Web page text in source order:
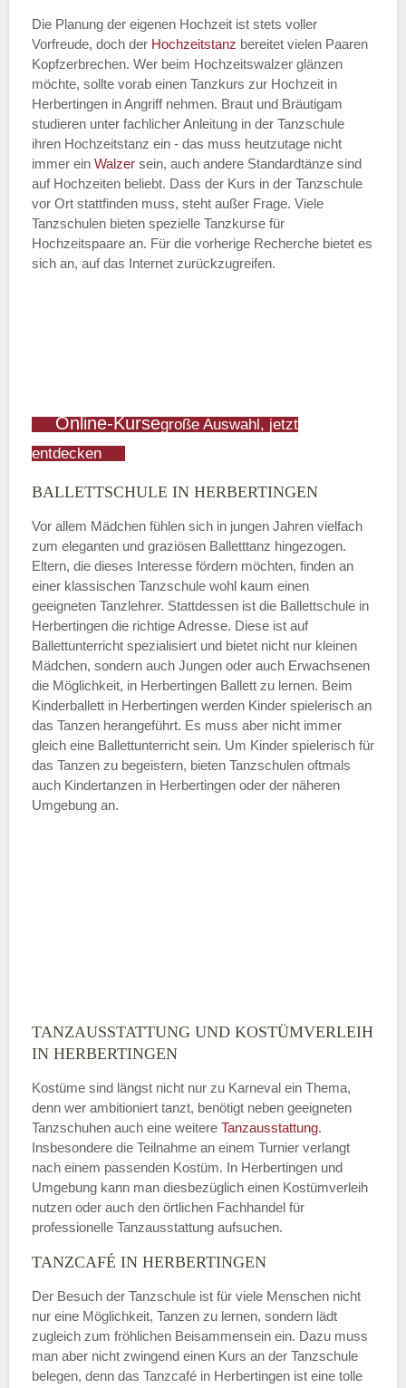
Die Planung der eigenen Hochzeit ist stets voller
Vorfreude, doch der Hochzeitstanz bereitet vielen Paaren
Kopfzerbrechen. Wer beim Hochzeitswalzer glänzen
möchte, sollte vorab einen Tanzkurs zur Hochzeit in
Herbertingen in Angriff nehmen. Braut und Bräutigam
studieren unter fachlicher Anleitung in der Tanzschule
ihren Hochzeitstanz ein - das muss heutzutage nicht
immer ein Walzer sein, auch andere Standardtänze sind
auf Hochzeiten beliebt. Dass der Kurs in der Tanzschule
vor Ort stattfinden muss, steht außer Frage. Viele
Tanzschulen bieten spezielle Tanzkurse für
Hochzeitspaare an. Für die vorherige Recherche bietet es
sich an, auf das Internet zurückzugreifen.
Online-Kursegroße Auswahl, jetzt
entdecken
BALLETTSCHULE IN HERBERTINGEN
Vor allem Mädchen fühlen sich in jungen Jahren vielfach
zum eleganten und graziösen Balletttanz hingezogen.
Eltern, die dieses Interesse fördern möchten, finden an
einer klassischen Tanzschule wohl kaum einen
geeigneten Tanzlehrer. Stattdessen ist die Ballettschule in
Herbertingen die richtige Adresse. Diese ist auf
Ballettunterricht spezialisiert und bietet nicht nur kleinen
Mädchen, sondern auch Jungen oder auch Erwachsenen
die Möglichkeit, in Herbertingen Ballett zu lernen. Beim
Kinderballett in Herbertingen werden Kinder spielerisch an
das Tanzen herangeführt. Es muss aber nicht immer
gleich eine Ballettunterricht sein. Um Kinder spielerisch für
das Tanzen zu begeistern, bieten Tanzschulen oftmals
auch Kindertanzen in Herbertingen oder der näheren
Umgebung an.
TANZAUSSTATTUNG UND KOSTÜMVERLEIH
IN HERBERTINGEN
Kostüme sind längst nicht nur zu Karneval ein Thema,
denn wer ambitioniert tanzt, benötigt neben geeigneten
Tanzschuhen auch eine weitere Tanzausstattung.
Insbesondere die Teilnahme an einem Turnier verlangt
nach einem passenden Kostüm. In Herbertingen und
Umgebung kann man diesbezüglich einen Kostümverleih
nutzen oder auch den örtlichen Fachhandel für
professionelle Tanzausstattung aufsuchen.
TANZCAFÉ IN HERBERTINGEN
Der Besuch der Tanzschule ist für viele Menschen nicht
nur eine Möglichkeit, Tanzen zu lernen, sondern lädt
zugleich zum fröhlichen Beisammensein ein. Dazu muss
man aber nicht zwingend einen Kurs an der Tanzschule
belegen, denn das Tanzcafé in Herbertingen ist eine tolle